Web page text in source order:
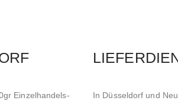
Einzelhandels-
In Düsseldorf und